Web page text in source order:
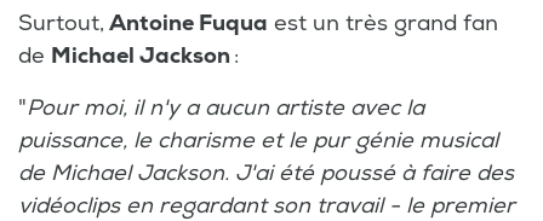
Surtout, Antoine Fuqua est un très grand fan
de Michael Jackson :
"Pour moi, il n'y a aucun artiste avec la
puissance, le charisme et le pur génie musical
de Michael Jackson. J'ai été poussé à faire des
vidéoclips en regardant son travail - le premier